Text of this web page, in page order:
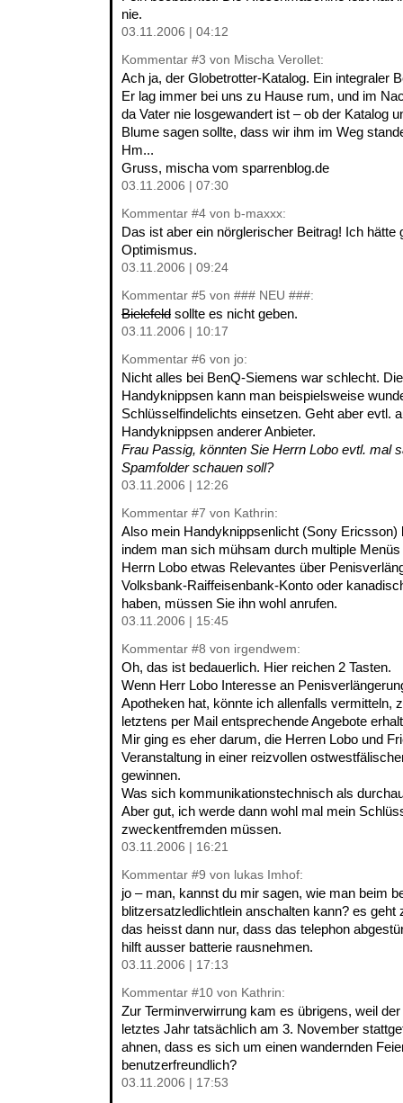
nie.
03.11.2006 | 04:12
Kommentar #3 von Mischa Verollet:
Ach ja, der Globetrotter-Katalog. Ein integraler
Er lag immer bei uns zu Hause rum, und im
da Vater nie losgewandert ist – ob der Katalog
Blume sagen sollte, dass wir ihm im Weg
Hm...
Gruss, mischa vom sparrenblog.de
03.11.2006 | 07:30
Kommentar #4 von b-maxxx:
Das ist aber ein nörglerischer Beitrag! Ich hätte
Optimismus.
03.11.2006 | 09:24
Kommentar #5 von ### NEU ###:
Bielefeld sollte es nicht geben.
03.11.2006 | 10:17
Kommentar #6 von jo:
Nicht alles bei BenQ-Siemens war schlecht.
Handyknippsen kann man beispielsweise
Schlüsselfindelichts einsetzen. Geht aber evtl.
Handyknippsen anderer Anbieter.
Frau Passig, könnten Sie Herrn Lobo evtl. mal
Spamfolder schauen soll?
03.11.2006 | 12:26
Kommentar #7 von Kathrin:
Also mein Handyknippsenlicht (Sony
indem man sich mühsam durch multiple
Herrn Lobo etwas Relevantes über
Volksbank-Raiffeisenbank-Konto oder
haben, müssen Sie ihn wohl anrufen.
03.11.2006 | 15:45
Kommentar #8 von irgendwem:
Oh, das ist bedauerlich. Hier reichen 2 Tasten.
Wenn Herr Lobo Interesse an
Apotheken hat, könnte ich allenfalls vermitteln,
letztens per Mail entsprechende Angebote
Mir ging es eher darum, die Herren Lobo und
Veranstaltung in einer reizvollen
gewinnen.
Was sich kommunikationstechnisch als
Aber gut, ich werde dann wohl mal mein
zweckentfremden müssen.
03.11.2006 | 16:21
Kommentar #9 von lukas Imhof:
jo – man, kannst du mir sagen, wie man beim
blitzersatzledlichtlein anschalten kann? es geht
das heisst dann nur, dass das telephon
hilft ausser batterie rausnehmen.
03.11.2006 | 17:13
Kommentar #10 von Kathrin:
Zur Terminverwirrung kam es übrigens, weil
letztes Jahr tatsächlich am 3. November
ahnen, dass es sich um einen wandernden
benutzerfreundlich?
03.11.2006 | 17:53